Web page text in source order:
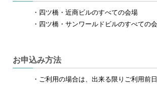
・四ツ橋・近商ビルのすべての会場
・四ツ橋・サンワールドビルのすべての
お申込み方法
・ご利用の場合は、出来る限りご利用前日